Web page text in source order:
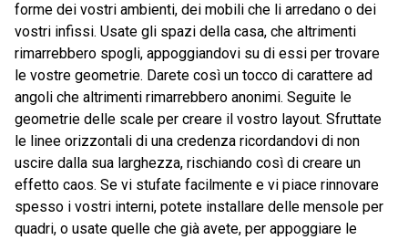
forme dei vostri ambienti, dei mobili che li arredano o dei
vostri infissi. Usate gli spazi della casa, che altrimenti
rimarrebbero spogli, appoggiandovi su di essi per trovare
le vostre geometrie. Darete così un tocco di carattere ad
angoli che altrimenti rimarrebbero anonimi. Seguite le
geometrie delle scale per creare il vostro layout. Sfruttate
le linee orizzontali di una credenza ricordandovi di non
uscire dalla sua larghezza, rischiando così di creare un
effetto caos. Se vi stufate facilmente e vi piace rinnovare
spesso i vostri interni, potete installare delle mensole per
quadri, o usate quelle che già avete, per appoggiare le